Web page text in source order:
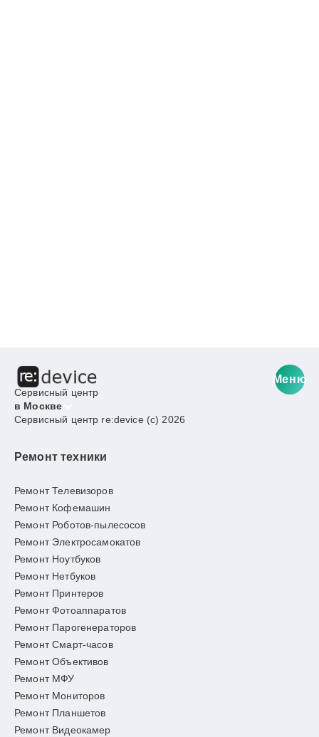
Сервисный центр
в Москве
Меню
Сервисный центр re:device (c) 2026
Ремонт техники
Ремонт Телевизоров
Ремонт Кофемашин
Ремонт Роботов-пылесосов
Ремонт Электросамокатов
Ремонт Ноутбуков
Ремонт Нетбуков
Ремонт Принтеров
Ремонт Фотоаппаратов
Ремонт Парогенераторов
Ремонт Смарт-часов
Ремонт Объективов
Ремонт МФУ
Ремонт Мониторов
Ремонт Планшетов
Ремонт Видеокамер